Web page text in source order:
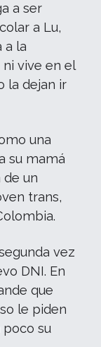
a ser
a Lu,
a la
vive en el
la dejan ir
una
su mamá
de un
trans,
vez
DNI. En
que
le piden
su